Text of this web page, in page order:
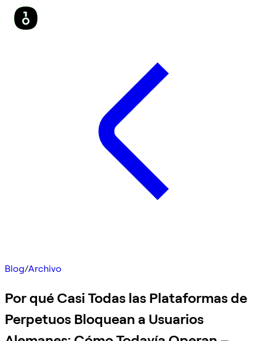
Blog/Archivo
Por qué Casi Todas las Plataformas de
Perpetuos Bloquean a Usuarios